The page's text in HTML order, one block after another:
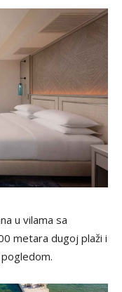
u vilama sa
metara dugoj plaži i